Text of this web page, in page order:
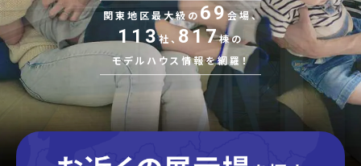
関東地区最大級の 69会場、
113社、 817棟の
モデルハウス情報を網羅！